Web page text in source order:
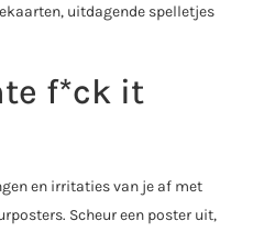
uitdagende spelletjes
f*ck it
en irritaties van je af met
Scheur een poster uit,